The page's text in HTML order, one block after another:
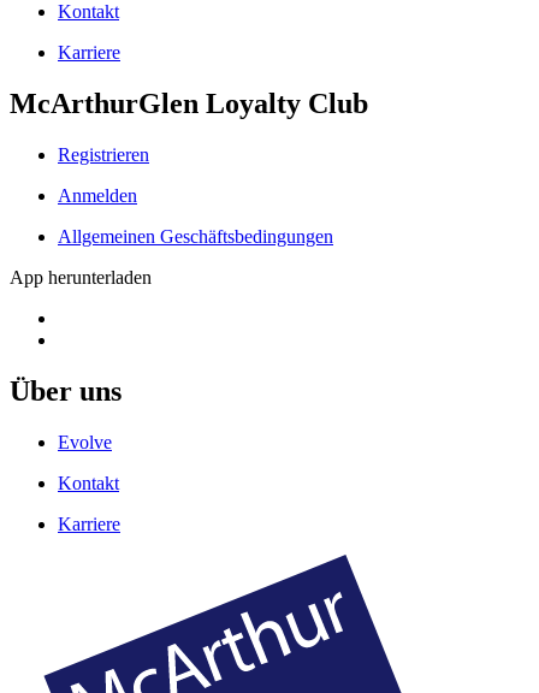
Kontakt
Karriere
McArthurGlen Loyalty Club
Registrieren
Anmelden
Allgemeinen Geschäftsbedingungen
App herunterladen
Über uns
Evolve
Kontakt
Karriere